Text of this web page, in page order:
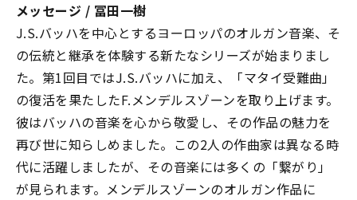
メッセージ / 冨田一樹
J.S.バッハを中心とするヨーロッパのオルガン音楽、そ
の伝統と継承を体験する新たなシリーズが始まりまし
た。第1回目ではJ.S.バッハに加え、「マタイ受難曲」
の復活を果たしたF.メンデルスゾーンを取り上げます。
彼はバッハの音楽を心から敬愛し、その作品の魅力を
再び世に知らしめました。この2人の作曲家は異なる時
代に活躍しましたが、その音楽には多くの「繋がり」
が見られます。メンデルスゾーンのオルガン作品に